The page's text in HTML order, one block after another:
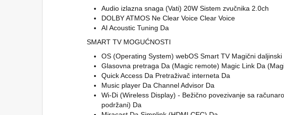
Audio izlazna snaga (Vati) 20W Sistem zvučnika 2.0ch
DOLBY ATMOS Ne Clear Voice Clear Voice
AI Acoustic Tuning Da
SMART TV MOGUĆNOSTI
OS (Operating System) webOS Smart TV Magični
Glasovna pretraga Da (Magic remote) Magic Link Da
Quick Access Da Pretraživač interneta Da
Music player Da Channel Advisor Da
Wi-Di (Wireless Display) - Bežično povezivanje sa
podržani) Da